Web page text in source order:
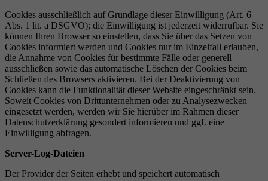
Cookies ausschließlich auf Grundlage dieser Einwilligung (Art. 6
Abs. 1 lit. a DSGVO); die Einwilligung ist jederzeit widerrufbar. Sie
können Ihren Browser so einstellen, dass Sie über das Setzen von
Cookies informiert werden und Cookies nur im Einzelfall erlauben,
die Annahme von Cookies für bestimmte Fälle oder generell
ausschließen sowie das automatische Löschen der Cookies beim
Schließen des Browsers aktivieren. Bei der Deaktivierung von
Cookies kann die Funktionalität dieser Website eingeschränkt sein.
Soweit Cookies von Drittunternehmen oder zu Analysezwecken
eingesetzt werden, werden wir Sie hierüber im Rahmen dieser
Datenschutzerklärung gesondert informieren und ggf. eine
Einwilligung abfragen.
Server-Log-Dateien
Der Provider der Seiten erhebt und speichert automatisch